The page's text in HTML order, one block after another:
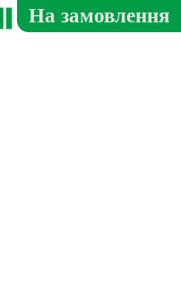
На замовлення